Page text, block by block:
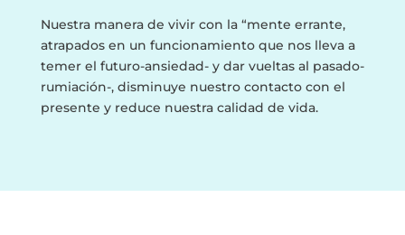
Nuestra manera de vivir con la “mente errante,
atrapados en un funcionamiento que nos lleva a
temer el futuro-ansiedad- y dar vueltas al pasado-
rumiación-, disminuye nuestro contacto con el
presente y reduce nuestra calidad de vida.